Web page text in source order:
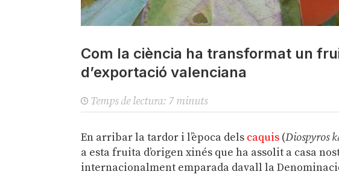
Com la ciència ha transformat un
d’exportació valenciana
Temps de lectura: 7minuts
En arribar la tardor i l’època dels caquis (Diospyros
a esta fruita d’origen xinés que ha assolit a casa
internacionalment emparada davall la